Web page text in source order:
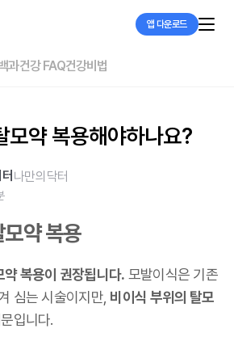
앱 다운로드
과건강 FAQ건강비법
모약 복용해야하나요?
나만의닥터
약 복용
복용이 권장됩니다. 모발이식은 기존
심는 시술이지만, 비이식 부위의 탈모
입니다.